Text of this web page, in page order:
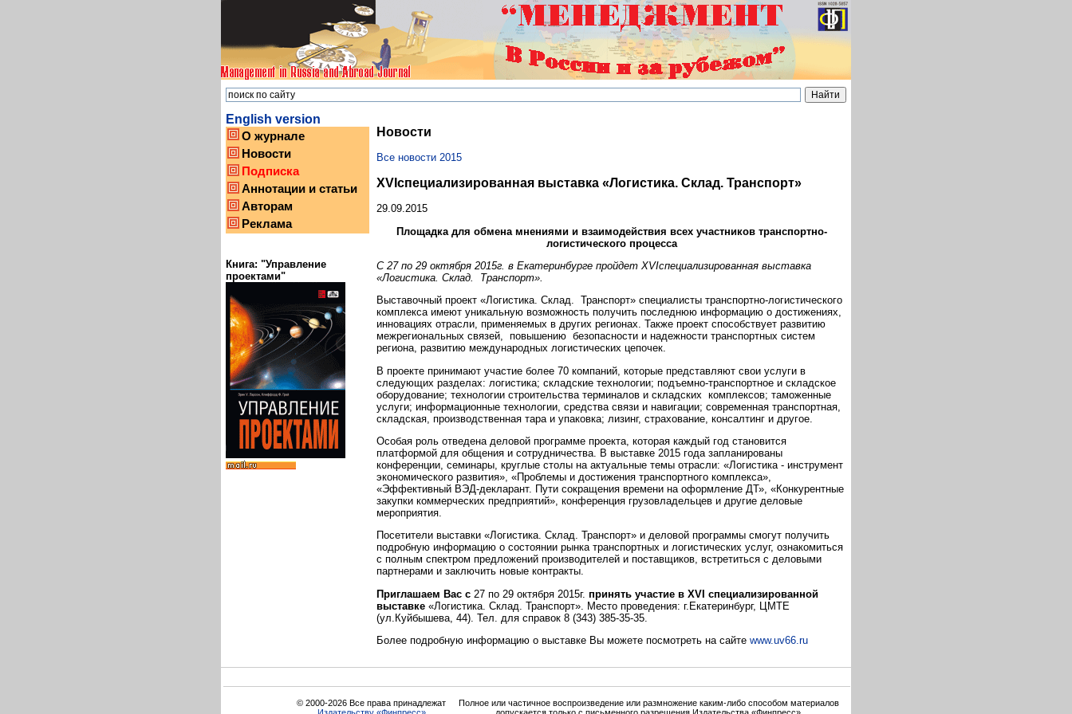
English version
О журнале
Новости
Подписка
Аннотации и статьи
Авторам
Реклама
Книга: "Управление
проектами"
Новости
Все новости 2015
XVIспециализированная выставка «Логистика. Склад. Транспорт»
29.09.2015
Площадка для обмена мнениями и взаимодействия всех участников транспортно-
логистического процесса
С 27 по 29 октября 2015г. в Екатеринбурге пройдет XVIспециализированная выставка
«Логистика. Склад. Транспорт».
Выставочный проект «Логистика. Склад. Транспорт» специалисты транспортно-логистического
комплекса имеют уникальную возможность получить последнюю информацию о достижениях,
инновациях отрасли, применяемых в других регионах. Также проект способствует развитию
межрегиональных связей, повышению безопасности и надежности транспортных систем
региона, развитию международных логистических цепочек.
В проекте принимают участие более 70 компаний, которые представляют свои услуги в
следующих разделах: логистика; складские технологии; подъемно-транспортное и складское
оборудование; технологии строительства терминалов и складских комплексов; таможенные
услуги; информационные технологии, средства связи и навигации; современная транспортная,
складская, производственная тара и упаковка; лизинг, страхование, консалтинг и другое.
Особая роль отведена деловой программе проекта, которая каждый год становится
платформой для общения и сотрудничества. В выставке 2015 года запланированы
конференции, семинары, круглые столы на актуальные темы отрасли: «Логистика - инструмент
экономического развития», «Проблемы и достижения транспортного комплекса»,
«Эффективный ВЭД-декларант. Пути сокращения времени на оформление ДТ», «Конкурентные
закупки коммерческих предприятий», конференция грузовладельцев и другие деловые
мероприятия.
Посетители выставки «Логистика. Склад. Транспорт» и деловой программы смогут получить
подробную информацию о состоянии рынка транспортных и логистических услуг, ознакомиться
с полным спектром предложений производителей и поставщиков, встретиться с деловыми
партнерами и заключить новые контракты.
Приглашаем Вас с 27 по 29 октября 2015г. принять участие в XVI специализированной
выставке «Логистика. Склад. Транспорт». Место проведения: г.Екатеринбург, ЦМТЕ
(ул.Куйбышева, 44). Тел. для справок 8 (343) 385-35-35.
Более подробную информацию о выставке Вы можете посмотреть на сайте www.uv66.ru
© 2000-2026 Все права принадлежат
Полное или частичное воспроизведение или размножение каким-либо способом материалов